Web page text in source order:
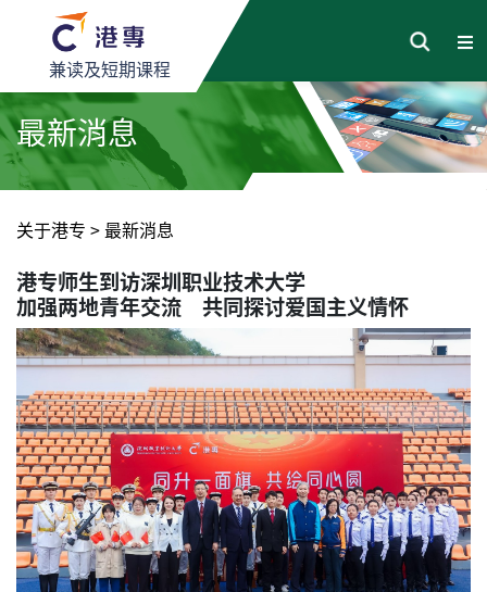
兼读及短期课程
最新消息
关于港专 > 最新消息
港专师生到访深圳职业技术大学
加强两地青年交流 共同探讨爱国主义情怀